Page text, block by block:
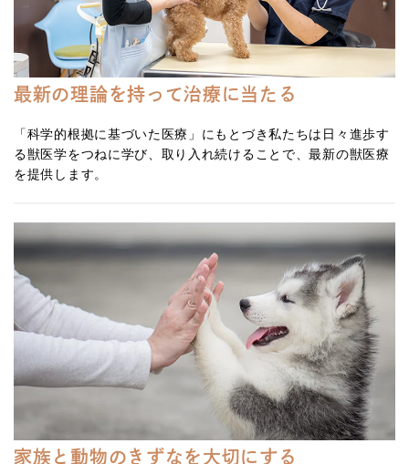
最新の理論を持って治療に当たる
「科学的根拠に基づいた医療」にもとづき私たちは日々進歩す
る獣医学をつねに学び、取り入れ続けることで、最新の獣医療
を提供します。
家族と動物のきずなを大切にする